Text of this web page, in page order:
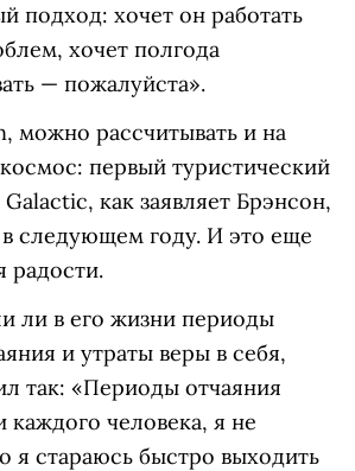
подход: хочет он работать
хочет полгода
— пожалуйста».
можно рассчитывать и на
первый туристический
как заявляет Брэнсон,
следующем году. И это еще
радости.
ли в его жизни периоды
и утраты веры в себя,
так: «Периоды отчаяния
каждого человека, я не
я стараюсь быстро выходить